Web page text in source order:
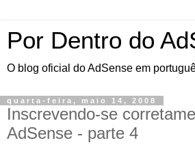
Por Dentro do
O blog oficial do AdSense em
quarta-feira, maio 14, 2008
Inscrevendo-se
AdSense - parte 4